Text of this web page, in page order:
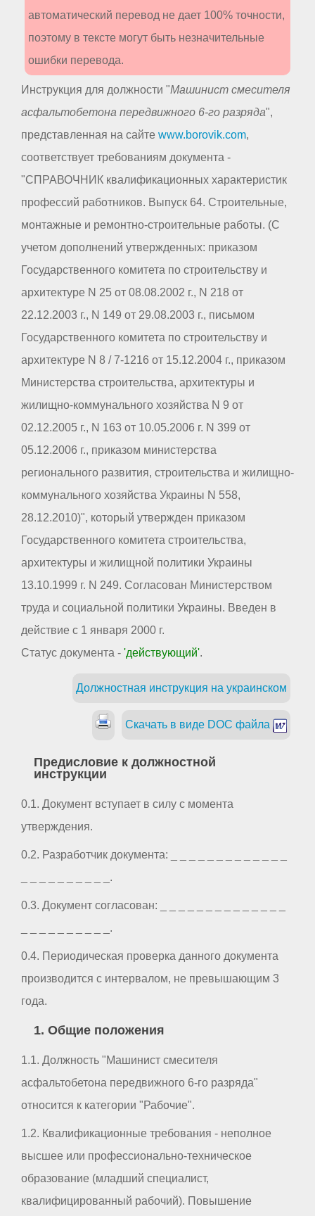
автоматический перевод не дает 100% точности,
поэтому в тексте могут быть незначительные
ошибки перевода.
Инструкция для должности "Машинист смесителя
асфальтобетона передвижного 6-го разряда",
представленная на сайте www.borovik.com,
соответствует требованиям документа -
"СПРАВОЧНИК квалификационных характеристик
профессий работников. Выпуск 64. Строительные,
монтажные и ремонтно-строительные работы. (С
учетом дополнений утвержденных: приказом
Государственного комитета по строительству и
архитектуре N 25 от 08.08.2002 г., N 218 от
22.12.2003 г., N 149 от 29.08.2003 г., письмом
Государственного комитета по строительству и
архитектуре N 8 / 7-1216 от 15.12.2004 г., приказом
Министерства строительства, архитектуры и
жилищно-коммунального хозяйства N 9 от
02.12.2005 г., N 163 от 10.05.2006 г. N 399 от
05.12.2006 г., приказом министерства
регионального развития, строительства и жилищно-
коммунального хозяйства Украины N 558,
28.12.2010)", который утвержден приказом
Государственного комитета строительства,
архитектуры и жилищной политики Украины
13.10.1999 г. N 249. Согласован Министерством
труда и социальной политики Украины. Введен в
действие с 1 января 2000 г.
Статус документа - 'действующий'.
Должностная инструкция на украинском
Скачать в виде DOC файла
Предисловие к должностной
инструкции
0.1. Документ вступает в силу с момента
утверждения.
0.2. Разработчик документа: _ _ _ _ _ _ _ _ _ _ _ _ _
_ _ _ _ _ _ _ _ _ _.
0.3. Документ согласован: _ _ _ _ _ _ _ _ _ _ _ _ _ _
_ _ _ _ _ _ _ _ _ _.
0.4. Периодическая проверка данного документа
производится с интервалом, не превышающим 3
года.
1. Общие положения
1.1. Должность "Машинист смесителя
асфальтобетона передвижного 6-го разряда"
относится к категории "Рабочие".
1.2. Квалификационные требования - неполное
высшее или профессионально-техническое
образование (младший специалист,
квалифицированный рабочий). Повышение